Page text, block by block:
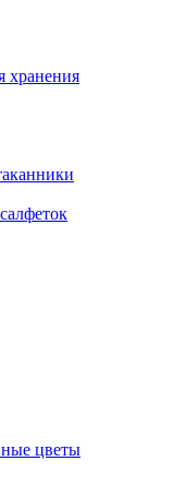
хранения
цветы